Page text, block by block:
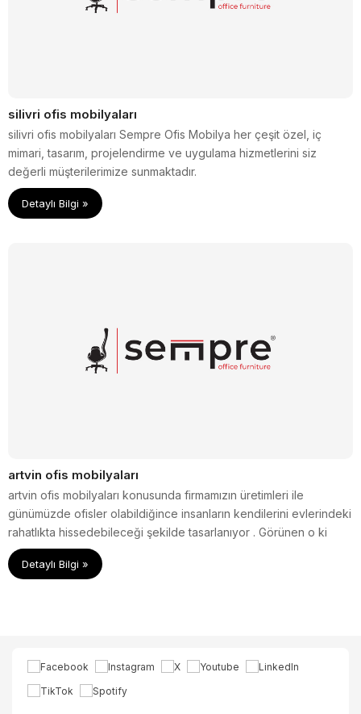
silivri ofis mobilyaları
silivri ofis mobilyaları Sempre Ofis Mobilya her çeşit özel, iç
mimari, tasarım, projelendirme ve uygulama hizmetlerini siz
değerli müşterilerimize sunmaktadır.
Detaylı Bilgi »
artvin ofis mobilyaları
artvin ofis mobilyaları konusunda firmamızın üretimleri ile
günümüzde ofisler olabildiğince insanların kendilerini evlerindeki
rahatlıkta hissedebileceği şekilde tasarlanıyor . Görünen o ki
home ofis konsepti zamanla yerini ofis home konseptine
bırakacak.
Detaylı Bilgi »